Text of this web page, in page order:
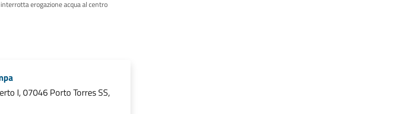
erogazione acqua al centro
I, 07046 Porto Torres SS,